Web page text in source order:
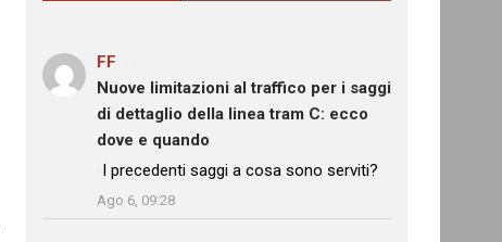
FF
Nuove limitazioni al traffico per i saggi
di dettaglio della linea tram C: ecco
dove e quando
: “I precedenti saggi a cosa sono serviti?
Ago 6, 09:28